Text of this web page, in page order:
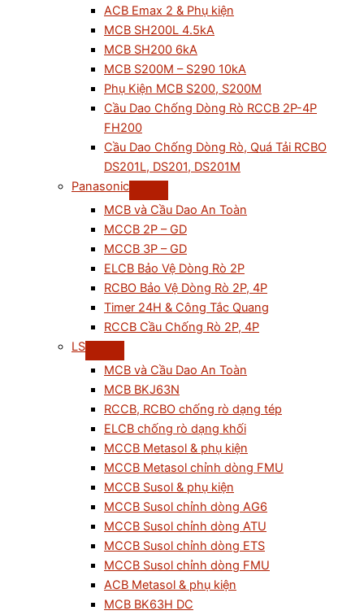
ACB Emax 2 & Phụ kiện
MCB SH200L 4.5kA
MCB SH200 6kA
MCB S200M – S290 10kA
Phụ Kiện MCB S200, S200M
Cầu Dao Chống Dòng Rò RCCB 2P-4P
FH200
Cầu Dao Chống Dòng Rò, Quá Tải RCBO
DS201L, DS201, DS201M
Panasonic
MCB và Cầu Dao An Toàn
MCCB 2P – GD
MCCB 3P – GD
ELCB Bảo Vệ Dòng Rò 2P
RCBO Bảo Vệ Dòng Rò 2P, 4P
Timer 24H & Công Tắc Quang
RCCB Cầu Chống Rò 2P, 4P
LS
MCB và Cầu Dao An Toàn
MCB BKJ63N
RCCB, RCBO chống rò dạng tép
ELCB chống rò dạng khối
MCCB Metasol & phụ kiện
MCCB Metasol chỉnh dòng FMU
MCCB Susol & phụ kiện
MCCB Susol chỉnh dòng AG6
MCCB Susol chỉnh dòng ATU
MCCB Susol chỉnh dòng ETS
MCCB Susol chỉnh dòng FMU
ACB Metasol & phụ kiện
MCB BK63H DC